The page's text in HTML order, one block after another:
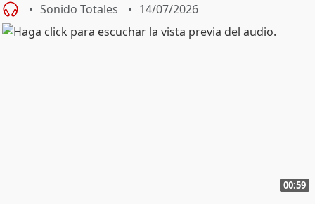
Sonido Totales 14/07/2026
00:59